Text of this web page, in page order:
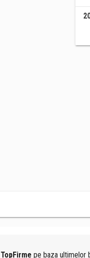
TopFirme pe baza ultimelor